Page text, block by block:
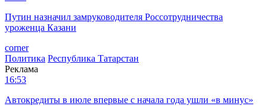
Путин назначил замруководителя Россотрудничества
уроженца Казани
corner
Политика Республика Татарстан
Реклама
16:53
Автокредиты в июле впервые с начала года ушли «в минус»